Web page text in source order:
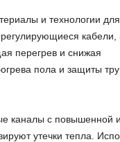
и технологии для
кабели,
перегрев и снижая
пола и защиты
каналы с повышенной
утечки тепла.